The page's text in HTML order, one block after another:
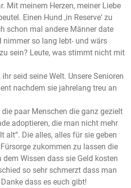
Mit meinem Herzen, meiner Liebe
Einen Hund ‚in Reserve‘ zu
schon mal andere Männer date
nimmer so lang lebt- und wärs
sein? Leute, was stimmt nicht mit
seid seine Welt. Unsere Senioren
nachdem sie jahrelang treu an
paar Menschen die ganz gezielt
adoptieren, die man nicht mehr
alt“. Die alles, alles für sie geben
zukommen zu lassen die
dem Wissen dass sie Geld kosten
so sehr schmerzt dass man
dass es euch gibt!